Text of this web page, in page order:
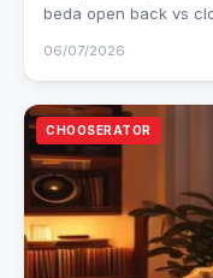
beda open back vs
06/07/2026
CHOOSERATOR